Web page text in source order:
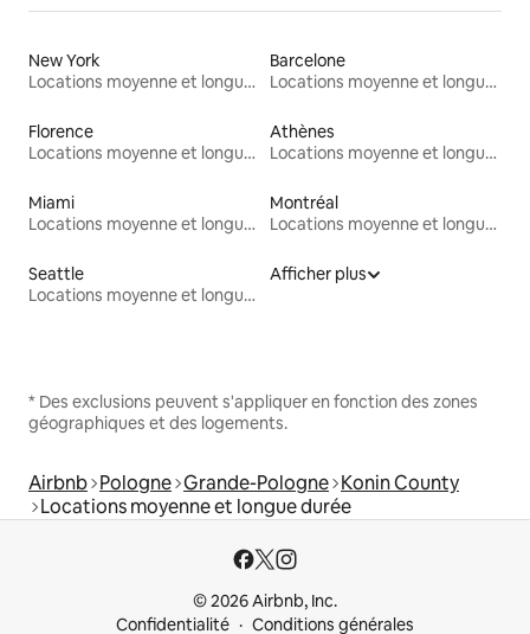
New York
Locations moyenne et longue durée
Barcelone
Locations moyenne et longue durée
Florence
Locations moyenne et longue durée
Athènes
Locations moyenne et longue durée
Miami
Locations moyenne et longue durée
Montréal
Locations moyenne et longue durée
Seattle
Locations moyenne et longue durée
Afficher plus
* Des exclusions peuvent s'appliquer en fonction des zones
géographiques et des logements.
Airbnb Pologne Grande-Pologne Konin County
Locations moyenne et longue durée
© 2026 Airbnb, Inc.
Confidentialité
Conditions générales